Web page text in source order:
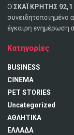
Ο ΣΚΑΪ ΚΡΗΤΗΣ 92,1
συνειδητοποιημένο
έγκαιρη ενημέρωση
Κατηγορίες
BUSINESS
CINEMA
PET STORIES
Uncategorized
ΑΘΛΗΤΙΚΑ
ΕΛΛΑΔΑ